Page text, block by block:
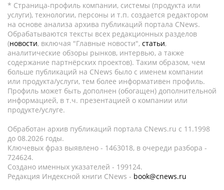
* Страница-профиль компании, системы (продукта или
услуги), технологии, персоны и т.п. создается редактором
на основе анализа архива публикаций портала CNews.
Обрабатываются тексты всех редакционных разделов
(новости, включая "Главные новости", статьи,
аналитические обзоры рынков, интервью, а также
содержание партнёрских проектов). Таким образом, чем
больше публикаций на CNews было с именем компании
или продукта/услуги, тем более информативен профиль.
Профиль может быть дополнен (обогащен) дополнительной
информацией, в т.ч. презентацией о компании или
продукте/услуге.
Обработан архив публикаций портала CNews.ru c 11.1998
до 08.2026 годы.
Ключевых фраз выявлено - 1463018, в очереди разбора -
724624.
Создано именных указателей - 199124.
Редакция Индексной книги CNews - book@cnews.ru